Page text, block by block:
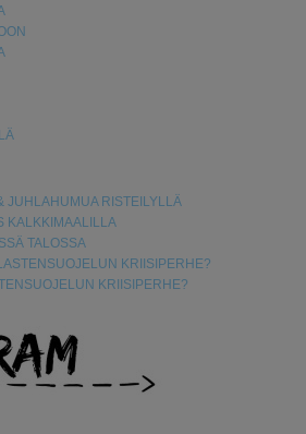
JUHLAHUMUA RISTEILYLLÄ
KALKKIMAALILLA
TALOSSA
KRIISIPERHE?
KRIISIPERHE?